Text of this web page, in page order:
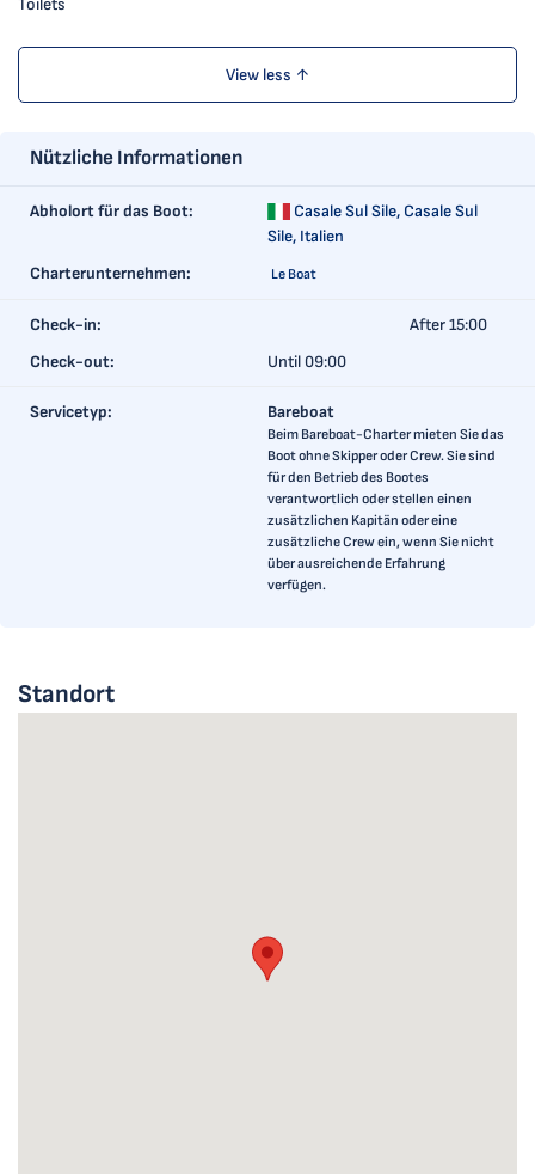
Toilets
View less ↑
Nützliche Informationen
Abholort für das Boot: Casale Sul Sile, Casale Sul
Sile, Italien
Charterunternehmen:
Le Boat
Check-in:
After 15:00
Check-out:
Until 09:00
Servicetyp: Bareboat
Beim Bareboat-Charter mieten Sie das
Boot ohne Skipper oder Crew. Sie sind
für den Betrieb des Bootes
verantwortlich oder stellen einen
zusätzlichen Kapitän oder eine
zusätzliche Crew ein, wenn Sie nicht
über ausreichende Erfahrung
verfügen.
Standort